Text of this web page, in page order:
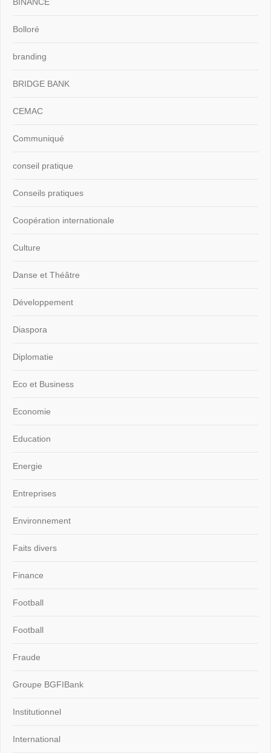
Bolloré
branding
BRIDGE BANK
CEMAC
Communiqué
conseil pratique
Conseils pratiques
Coopération internationale
Culture
Danse et Théâtre
Développement
Diaspora
Diplomatie
Eco et Business
Economie
Education
Energie
Entreprises
Environnement
Faits divers
Finance
Football
Football
Fraude
Groupe BGFIBank
Institutionnel
International